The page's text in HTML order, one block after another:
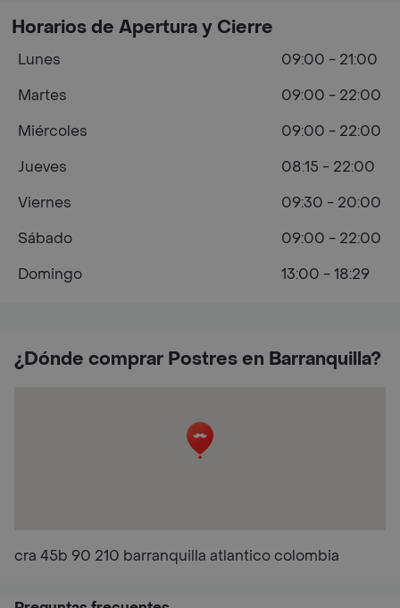
¿Dónde comprar Postres en Barranquilla?
cra 45b 90 210 barranquilla atlantico colombia
Horarios de Apertura y Cierre
Lunes
09:00 - 21:00
Martes
09:00 - 22:00
Miércoles
09:00 - 22:00
Jueves
08:15 - 22:00
Viernes
09:30 - 20:00
Sábado
09:00 - 22:00
Domingo
13:00 - 18:29